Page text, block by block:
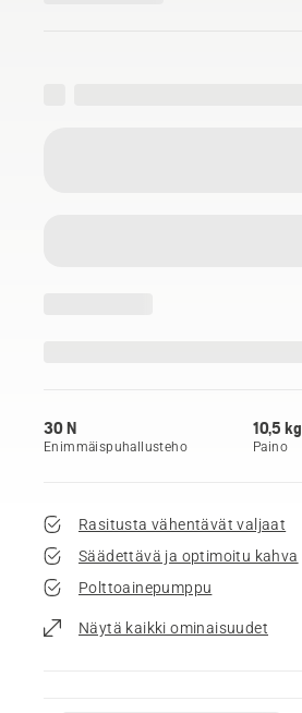
30 N
Enimmäispuhallusteho
10,5 kg
Paino
Rasitusta vähentävät valjaat
Säädettävä ja optimoitu kahva
Polttoainepumppu
Näytä kaikki ominaisuudet